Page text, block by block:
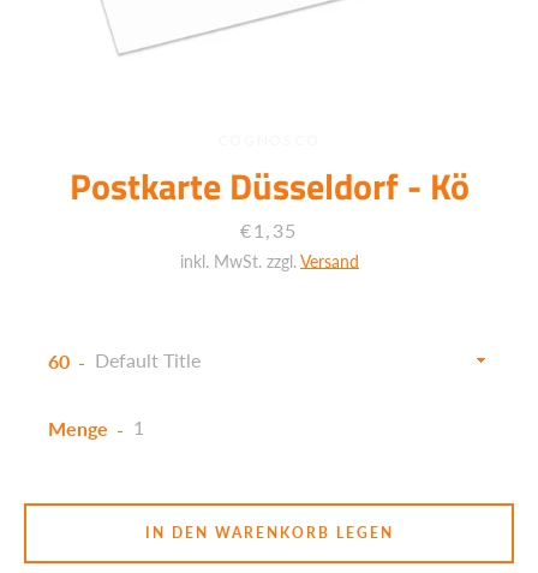
Postkarte Düsseldorf - Kö
Preis
€1,35
inkl. MwSt. zzgl.Versand
60
Menge
IN DEN WARENKORB LEGEN